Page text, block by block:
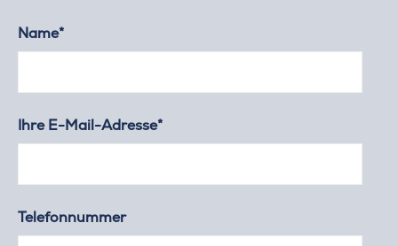
Name*
Ihre E-Mail-Adresse*
Telefonnummer